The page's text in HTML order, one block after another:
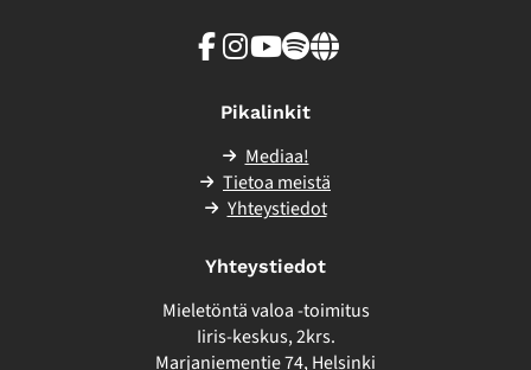
Facebook
Instagram
Youtube
SpotifyLinkki
Pikalinkit
Mediaa!
Tietoa meistä
Yhteystiedot
Yhteystiedot
Mieletöntä valoa -toimitus
Iiris-keskus, 2krs.
Marjaniementie 74, Helsinki